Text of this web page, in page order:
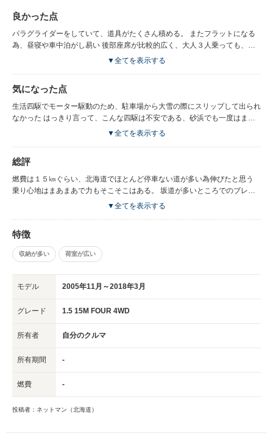
良かった点
パラグライダーをしていて、道具がたくさん積める。 またフラットになる
為、昼寝や車中泊がし易い 後部座席が比較的広く、大人３人乗っても、さ
ほど窮屈さを感じさせない。 後がプライバシーガラスで暗く、ほとんど見
▼全てを表示する
気になった点
生活四駆でモーター駆動のため、駐車場から大雪の際にスリップして出られ
なかった はっきり言って、こんな四駆は不安である、砂浜でも一度はまっ
たことがある。 車体がなぜか重い気がする、動作が機敏ではない。 営業車
▼全てを表示する
総評
燃費は１５㎞ぐらい、北海道でほとんど停車ない道が多い為伸びたと思う
乗り心地はまあまあで力もそこそこはある。 坂道が多いところでのブレー
キングは、ドラムブレーキ採用の為、効き始めはいいが その後連続になる
高く評価できるが、４wdランプが点灯 したままになったことがあり、伝送
系が弱い日産は事実かもしれない。
▼全てを表示する
特徴
収納が多い 荷室が広い
モデル 2005年11月～2018年3月
グレード 1.5 15M FOUR 4WD
所有者 自分のクルマ
所有期間 -
燃費 -
投稿者：ネットマン（北海道）